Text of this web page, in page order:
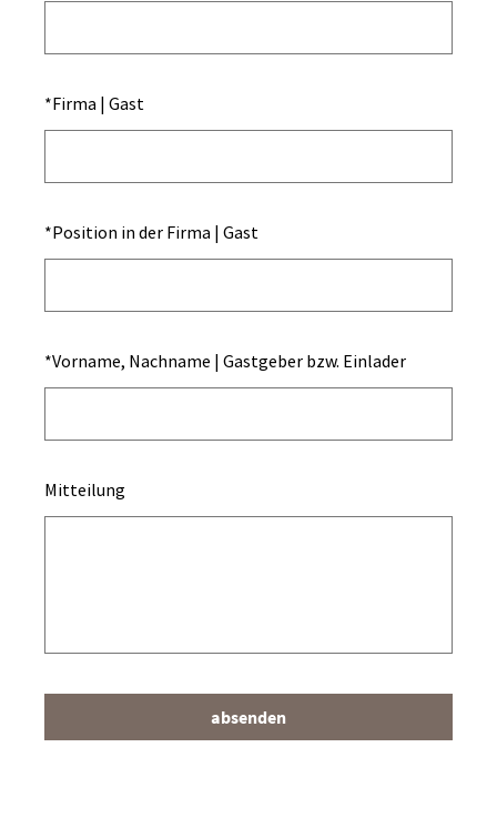
*Firma | Gast
*Position in der Firma | Gast
*Vorname, Nachname | Gastgeber bzw. Einlader
Mitteilung
absenden